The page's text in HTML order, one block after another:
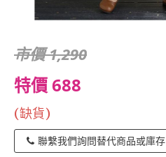
市價 1,290
特價 688
(缺貨)
聯繫我們詢問替代商品或庫存